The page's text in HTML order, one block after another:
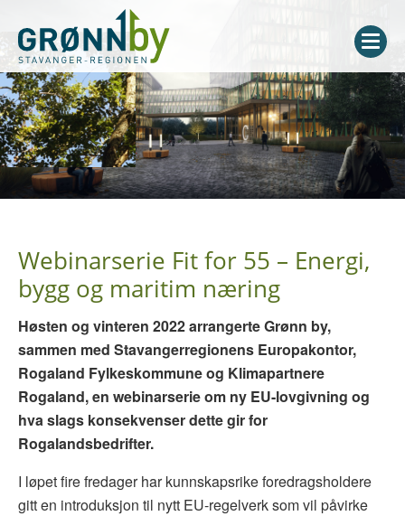
Webinarserie Fit for 55 – Energi,
bygg og maritim næring
Høsten og vinteren 2022 arrangerte Grønn by,
sammen med Stavangerregionens Europakontor,
Rogaland Fylkeskommune og Klimapartnere
Rogaland, en webinarserie om ny EU-lovgivning og
hva slags konsekvenser dette gir for
Rogalandsbedrifter.
I løpet fire fredager har kunnskapsrike foredragsholdere
gitt en introduksjon til nytt EU-regelverk som vil påvirke